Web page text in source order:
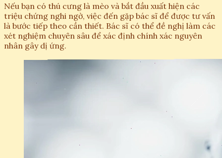
Nếu bạn có thú cưng là mèo và bắt đầu xuất hiện các
triệu chứng nghi ngờ, việc đến gặp bác sĩ để được tư vấn
là bước tiếp theo cần thiết. Bác sĩ có thể đề nghị làm các
xét nghiệm chuyên sâu để xác định chính xác nguyên
nhân gây dị ứng.